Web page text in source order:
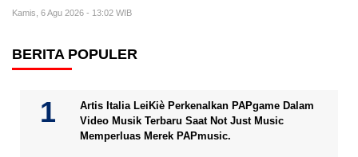
Kamis, 6 Agu 2026 - 13:02 WIB
BERITA POPULER
Artis Italia LeiKiè Perkenalkan PAPgame Dalam
Video Musik Terbaru Saat Not Just Music
Memperluas Merek PAPmusic.